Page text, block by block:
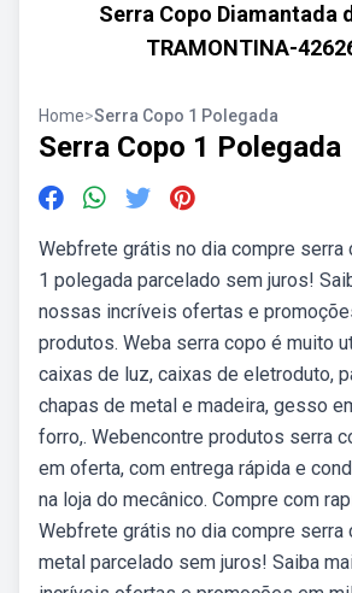
Serra Copo Diamantada
TRAMONTINA-
Home>Serra Copo 1 Polegada
Serra Copo 1 Polegada
Webfrete grátis no dia compre serra
1 polegada parcelado sem juros!
nossas incríveis ofertas e
produtos. Weba serra copo é muito
caixas de luz, caixas de eletroduto,
chapas de metal e madeira, gesso
forro,. Webencontre produtos serra
em oferta, com entrega rápida e
na loja do mecânico. Compre com
Webfrete grátis no dia compre serra
metal parcelado sem juros! Saiba